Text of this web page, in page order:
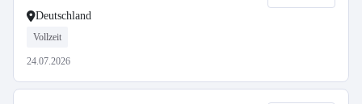
Deutschland
Vollzeit
24.07.2026